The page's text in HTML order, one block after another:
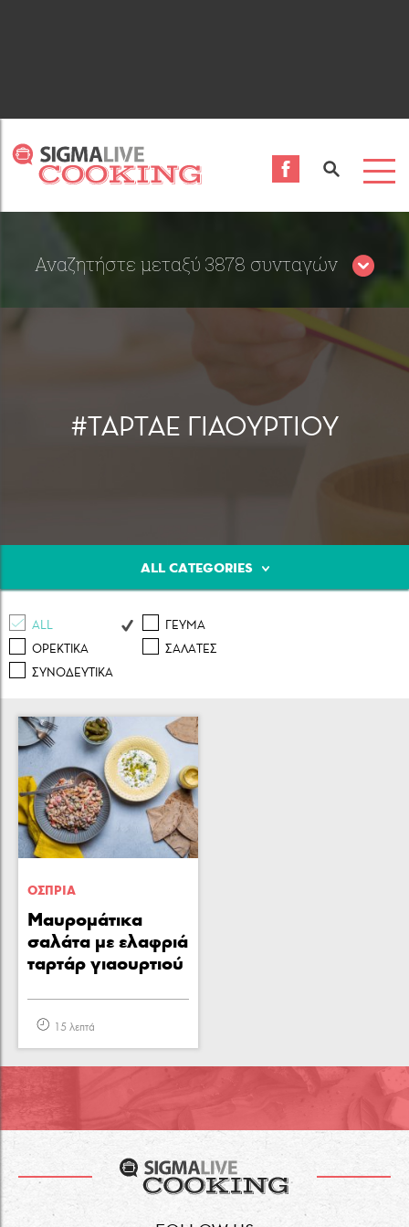
Αναζητήστε μεταξύ 3878 συνταγών
Περιορίστε τα αποτελέσματα αναζήτησης επιλέγοντας
Λαχανικά
#ΤΑΡΤΑΕ ΓΙΑΟΥΡΤΙΟΥ
ALL CATEGORIES
ALL
ΓΕΥΜΑ
ΟΡΕΚΤΙΚA
ΣΑΛAΤΕΣ
ΣΥΝΟΔΕΥΤΙΚA
ΟΣΠΡΙΑ
Μαυρομάτικα
σαλάτα με ελαφριά
ταρτάρ γιαουρτιού
15 λεπτά